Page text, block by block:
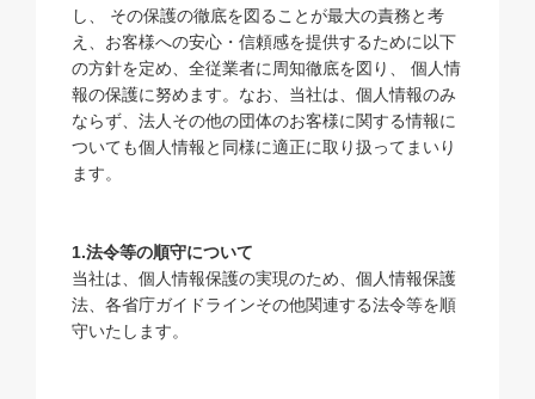
し、 その保護の徹底を図ることが最大の責務と考
え、お客様への安心・信頼感を提供するために以下
の方針を定め、全従業者に周知徹底を図り、 個人情
報の保護に努めます。なお、当社は、個人情報のみ
ならず、法人その他の団体のお客様に関する情報に
ついても個人情報と同様に適正に取り扱ってまいり
ます。
1.法令等の順守について
当社は、個人情報保護の実現のため、個人情報保護
法、各省庁ガイドラインその他関連する法令等を順
守いたします。